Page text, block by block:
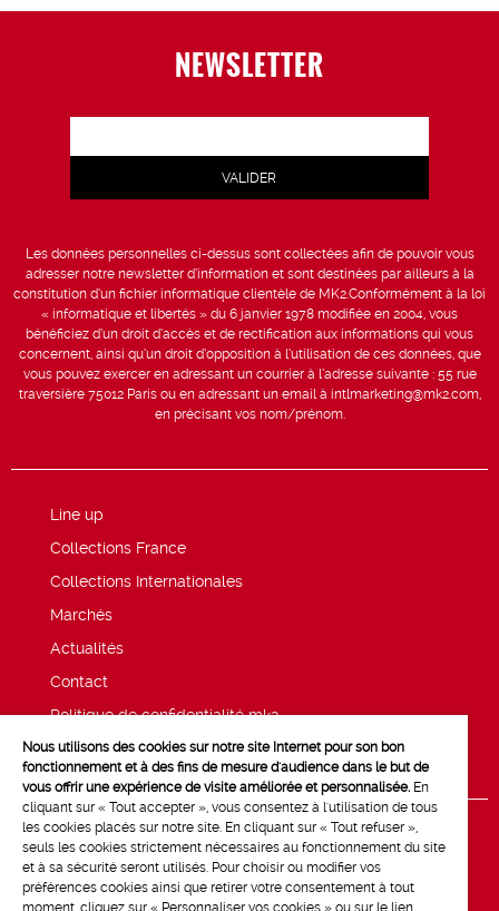
NEWSLETTER
Les données personnelles ci-dessus sont collectées afin de pouvoir vous
adresser notre newsletter d’information et sont destinées par ailleurs à la
constitution d’un fichier informatique clientèle de MK2.Conformément à la loi
« informatique et libertés » du 6 janvier 1978 modifiée en 2004, vous
bénéficiez d’un droit d’accès et de rectification aux informations qui vous
concernent, ainsi qu’un droit d’opposition à l’utilisation de ces données, que
vous pouvez exercer en adressant un courrier à l’adresse suivante : 55 rue
traversière 75012 Paris ou en adressant un email à intlmarketing@mk2.com,
en précisant vos nom/prénom.
Line up
Collections France
Collections Internationales
Marchés
Actualités
Contact
Politique de confidentialité mk2
Mentions légales
Nous utilisons des cookies sur notre site Internet pour son bon
fonctionnement et à des fins de mesure d'audience dans le but de
vous offrir une expérience de visite améliorée et personnalisée. En
cliquant sur « Tout accepter », vous consentez à l'utilisation de tous
les cookies placés sur notre site. En cliquant sur « Tout refuser »,
seuls les cookies strictement nécessaires au fonctionnement du site
et à sa sécurité seront utilisés. Pour choisir ou modifier vos
préférences cookies ainsi que retirer votre consentement à tout
moment, cliquez sur « Personnaliser vos cookies » ou sur le lien